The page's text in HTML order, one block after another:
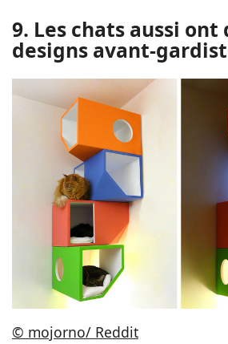
9. Les chats aussi
designs avant-
© mojorno/ Reddit